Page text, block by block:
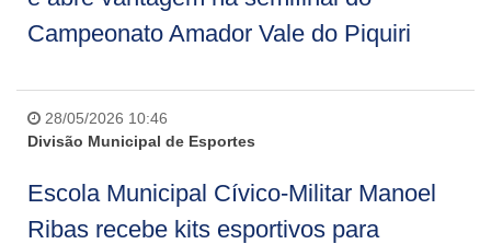
Campeonato Amador Vale do Piquiri
28/05/2026 10:46
Divisão Municipal de Esportes
Escola Municipal Cívico-Militar Manoel
Ribas recebe kits esportivos para